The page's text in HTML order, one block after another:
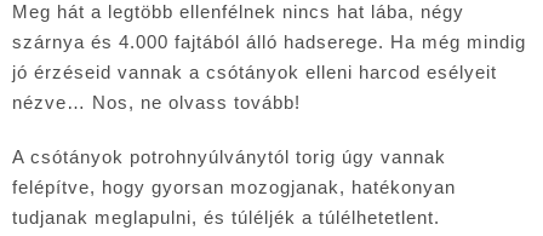
Meg hát a legtöbb ellenfélnek nincs hat lába, négy
szárnya és 4.000 fajtából álló hadserege. Ha még mindig
jó érzéseid vannak a csótányok elleni harcod esélyeit
nézve… Nos, ne olvass tovább!
A csótányok potrohnyúlványtól torig úgy vannak
felépítve, hogy gyorsan mozogjanak, hatékonyan
tudjanak meglapulni, és túléljék a túlélhetetlent.